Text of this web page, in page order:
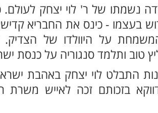
נשמתו של ר' לוי יצחק
בעצמו - כינס את החבריא
על היוולדו של הצדיק.
טוב ותלמד סנגוריה על כנסת
התבלט לוי יצחק באהבת
בזכותם זכה לאייש משרת